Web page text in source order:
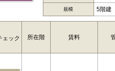
規模 5階建
ック 所在階 賃料